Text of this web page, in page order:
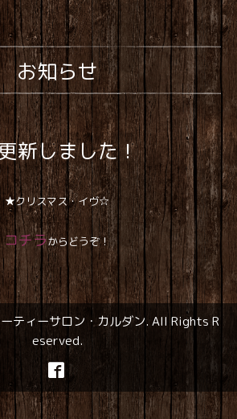
お知らせ
新しました！
★クリスマス・イヴ☆
コチラからどうぞ！
ティーサロン・カルダン. All Rights R
eserved.